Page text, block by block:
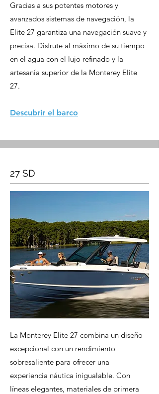
Gracias a sus potentes motores y
avanzados sistemas de navegación, la
Elite 27 garantiza una navegación suave y
precisa. Disfrute al máximo de su tiempo
en el agua con el lujo refinado y la
artesanía superior de la Monterey Elite
27.
Descubrir el barco
27 SD
La Monterey Elite 27 combina un diseño
excepcional con un rendimiento
sobresaliente para ofrecer una
experiencia náutica inigualable. Con
líneas elegantes, materiales de primera